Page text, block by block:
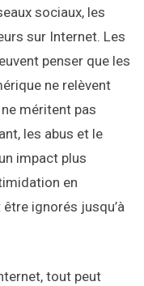
sociaux, les
sur Internet. Les
penser que les
ne relèvent
méritent pas
les abus et le
impact plus
en
ignorés jusqu’à
tout peut